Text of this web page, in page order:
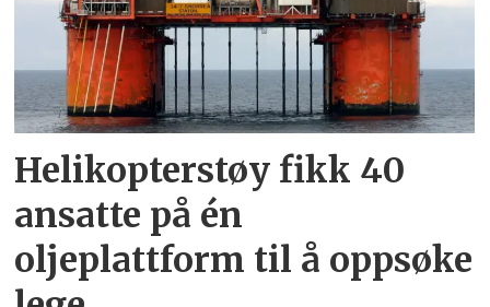
Helikopterstøy fikk 40
ansatte på én
oljeplattform til å oppsøke